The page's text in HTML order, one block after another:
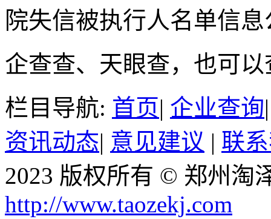
院失信被执行人名单信
企查查、天眼查，也可
栏目导航: 首页| 企业查询
资讯动态| 意见建议 | 联
2023 版权所有 © 郑州
http://www.taozekj.com